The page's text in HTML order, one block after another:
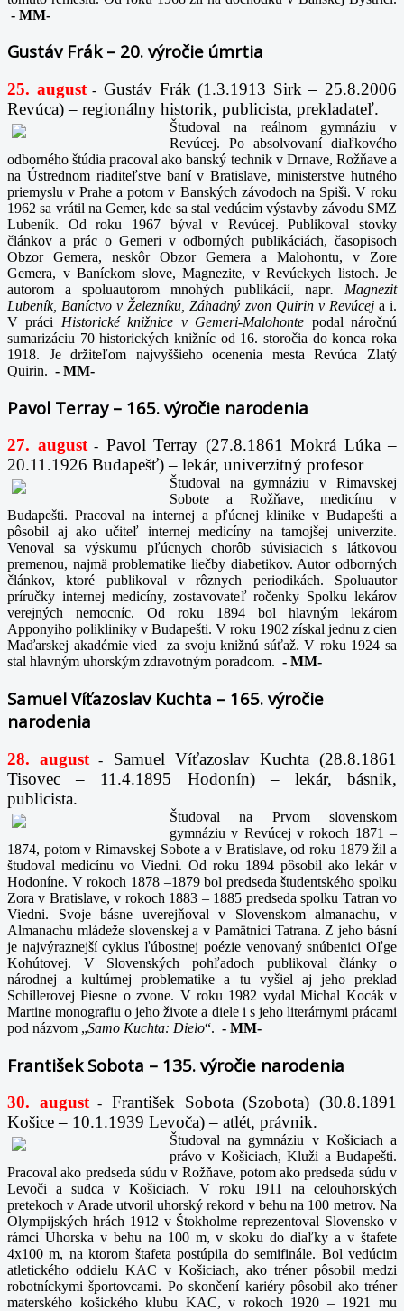
- MM-
Gustáv Frák – 20. výročie úmrtia
25. august- Gustáv Frák (1.3.1913 Sirk – 25.8.2006
Revúca) – regionálny historik, publicista, prekladateľ.
Študoval na reálnom gymnáziu v
Revúcej. Po absolvovaní diaľkového
odborného štúdia pracoval ako banský technik v Drnave, Rožňave a
na Ústrednom riaditeľstve baní v Bratislave, ministerstve hutného
priemyslu v Prahe a potom v Banských závodoch na Spiši. V roku
1962 sa vrátil na Gemer, kde sa stal vedúcim výstavby závodu SMZ
Lubeník. Od roku 1967 býval v Revúcej. Publikoval stovky
článkov a prác o Gemeri v odborných publikáciách, časopisoch
Obzor Gemera, neskôr Obzor Gemera a Malohontu, v Zore
Gemera, v Baníckom slove, Magnezite, v Revúckych listoch. Je
autorom a spoluautorom mnohých publikácií, napr. Magnezit
Lubeník, Baníctvo v Železníku, Záhadný zvon Quirin v Revúcej a i.
V práci Historické knižnice v Gemeri-Malohonte podal náročnú
sumarizáciu 70 historických knižníc od 16. storočia do konca roka
1918. Je držiteľom najvyššieho ocenenia mesta Revúca Zlatý
Quirin. - MM-
Pavol Terray – 165. výročie narodenia
27. august- Pavol Terray (27.8.1861 Mokrá Lúka –
20.11.1926 Budapešť) – lekár, univerzitný profesor
Študoval na gymnáziu v Rimavskej
Sobote a Rožňave, medicínu v
Budapešti. Pracoval na internej a pľúcnej klinike v Budapešti a
pôsobil aj ako učiteľ internej medicíny na tamojšej univerzite.
Venoval sa výskumu pľúcnych chorôb súvisiacich s látkovou
premenou, najmä problematike liečby diabetikov. Autor odborných
článkov, ktoré publikoval v rôznych periodikách. Spoluautor
príručky internej medicíny, zostavovateľ ročenky Spolku lekárov
verejných nemocníc. Od roku 1894 bol hlavným lekárom
Apponyiho polikliniky v Budapešti. V roku 1902 získal jednu z cien
Maďarskej akadémie vied za svoju knižnú súťaž. V roku 1924 sa
stal hlavným uhorským zdravotným poradcom. - MM-
Samuel Víťazoslav Kuchta – 165. výročie
narodenia
28. august -
Samuel Víťazoslav Kuchta (28.8.1861
Tisovec – 11.4.1895 Hodonín) – lekár, básnik,
publicista.
Študoval na Prvom slovenskom
gymnáziu v Revúcej v rokoch 1871 –
1874, potom v Rimavskej Sobote a v Bratislave, od roku 1879 žil a
študoval medicínu vo Viedni. Od roku 1894 pôsobil ako lekár v
Hodoníne. V rokoch 1878 –1879 bol predseda študentského spolku
Zora v Bratislave, v rokoch 1883 – 1885 predseda spolku Tatran vo
Viedni. Svoje básne uverejňoval v Slovenskom almanachu, v
Almanachu mládeže slovenskej a v Pamätnici Tatrana. Z jeho básní
je najvýraznejší cyklus ľúbostnej poézie venovaný snúbenici Oľge
Kohútovej. V Slovenských pohľadoch publikoval články o
národnej a kultúrnej problematike a tu vyšiel aj jeho preklad
Schillerovej Piesne o zvone. V roku 1982 vydal Michal Kocák v
Martine monografiu o jeho živote a diele i s jeho literárnymi prácami
pod názvom „Samo Kuchta: Dielo“. - MM-
František Sobota – 135. výročie narodenia
30. august-
František Sobota (Szobota) (30.8.1891
Košice – 10.1.1939 Levoča) – atlét, právnik.
Študoval na gymnáziu v Košiciach a
právo v Košiciach, Kluži a Budapešti.
Pracoval ako predseda súdu v Rožňave, potom ako predseda súdu v
Levoči a sudca v Košiciach. V roku 1911 na celouhorských
pretekoch v Arade utvoril uhorský rekord v behu na 100 metrov. Na
Olympijských hrách 1912 v Štokholme reprezentoval Slovensko v
rámci Uhorska v behu na 100 m, v skoku do diaľky a v štafete
4x100 m, na ktorom štafeta postúpila do semifinále. Bol vedúcim
atletického oddielu KAC v Košiciach, ako tréner pôsobil medzi
robotníckymi športovcami. Po skončení kariéry pôsobil ako tréner
materského košického klubu KAC, v rokoch 1920 – 1921 mu